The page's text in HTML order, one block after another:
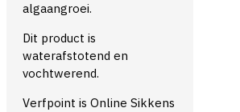
algaangroei.
Dit product is
waterafstotend en
vochtwerend.
Verfpoint is Online Sikkens